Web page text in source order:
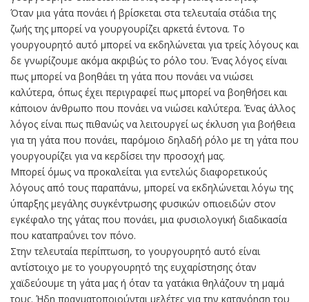
Όταν μια γάτα πονάει ή βρίσκεται στα τελευταία στάδια της
ζωής της μπορεί να γουργουρίζει αρκετά έντονα. Το
γουργουρητό αυτό μπορεί να εκδηλώνεται για τρείς λόγους και
δε γνωρίζουμε ακόμα ακριβώς το ρόλο του. Ένας λόγος είναι
πως μπορεί να βοηθάει τη γάτα που πονάει να νιώσει
καλύτερα, όπως έχει περιγραφεί πως μπορεί να βοηθήσει και
κάποιον άνθρωπο που πονάει να νιώσει καλύτερα. Ένας άλλος
λόγος είναι πως πιθανώς να λειτουργεί ως έκλυση για βοήθεια
για τη γάτα που πονάει, παρόμοιο δηλαδή ρόλο με τη γάτα που
γουργουρίζει για να κερδίσει την προσοχή μας.
Μπορεί όμως να προκαλείται για εντελώς διαφορετικούς
λόγους από τους παραπάνω, μπορεί να εκδηλώνεται λόγω της
ύπαρξης μεγάλης συγκέντρωσης φυσικών οπιοειδών στον
εγκέφαλο της γάτας που πονάει, μια φυσιολογική διαδικασία
που καταπραΰνει τον πόνο.
Στην τελευταία περίπτωση, το γουργουρητό αυτό είναι
αντίστοιχο με το γουργουρητό της ευχαρίστησης όταν
χαϊδεύουμε τη γάτα μας ή όταν τα γατάκια θηλάζουν τη μαμά
τους. Ήδη πραγματοποιούνται μελέτες για την κατανόηση του